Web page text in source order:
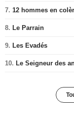
7. 12 hommes en
8. Le Parrain
9. Les Evadés
10. Le Seigneur des